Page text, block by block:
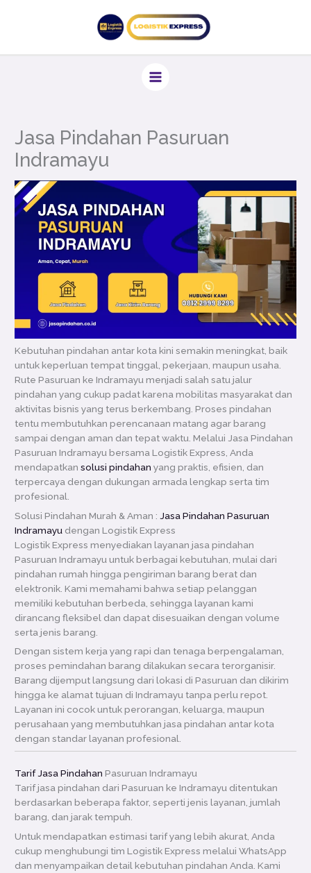
Jasa Pindahan Pasuruan
Indramayu
Kebutuhan pindahan antar kota kini semakin meningkat, baik
untuk keperluan tempat tinggal, pekerjaan, maupun usaha.
Rute Pasuruan ke Indramayu menjadi salah satu jalur
pindahan yang cukup padat karena mobilitas masyarakat dan
aktivitas bisnis yang terus berkembang. Proses pindahan
tentu membutuhkan perencanaan matang agar barang
sampai dengan aman dan tepat waktu. Melalui Jasa Pindahan
Pasuruan Indramayu bersama Logistik Express, Anda
mendapatkansolusi pindahan yang praktis, efisien, dan
terpercaya dengan dukungan armada lengkap serta tim
profesional.
Solusi Pindahan Murah & Aman : Jasa Pindahan Pasuruan
Indramayu dengan Logistik Express
Logistik Express menyediakan layanan jasa pindahan
Pasuruan Indramayu untuk berbagai kebutuhan, mulai dari
pindahan rumah hingga pengiriman barang berat dan
elektronik. Kami memahami bahwa setiap pelanggan
memiliki kebutuhan berbeda, sehingga layanan kami
dirancang fleksibel dan dapat disesuaikan dengan volume
serta jenis barang.
Dengan sistem kerja yang rapi dan tenaga berpengalaman,
proses pemindahan barang dilakukan secara terorganisir.
Barang dijemput langsung dari lokasi di Pasuruan dan dikirim
hingga ke alamat tujuan di Indramayu tanpa perlu repot.
Layanan ini cocok untuk perorangan, keluarga, maupun
perusahaan yang membutuhkan jasa pindahan antar kota
dengan standar layanan profesional.
Tarif Jasa Pindahan Pasuruan Indramayu
Tarif jasa pindahan dari Pasuruan ke Indramayu ditentukan
berdasarkan beberapa faktor, seperti jenis layanan, jumlah
barang, dan jarak tempuh.
Untuk mendapatkan estimasi tarif yang lebih akurat, Anda
cukup menghubungi tim Logistik Express melalui WhatsApp
dan menyampaikan detail kebutuhan pindahan Anda. Kami